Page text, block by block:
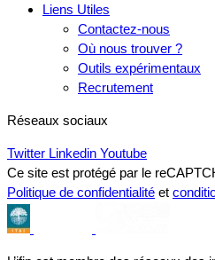
Liens Utiles
Contactez-nous
Où nous trouver ?
Outils expérimentaux
Recrutement
Réseaux sociaux
Twitter Linkedin Youtube
Ce site est protégé par le
Politique de confidentialité et